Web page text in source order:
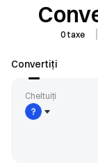
0 taxe
Convertiți
Cheltuiți